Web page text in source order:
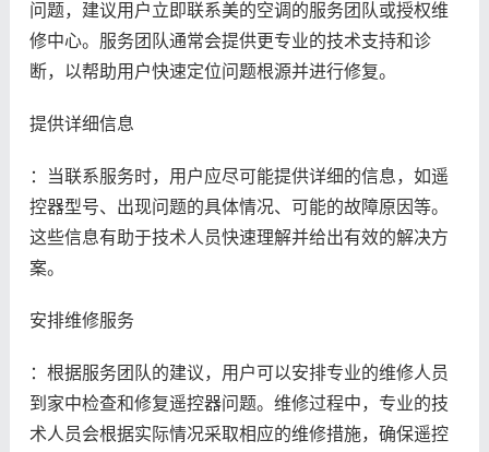
问题，建议用户立即联系美的空调的服务团队或授权维
修中心。服务团队通常会提供更专业的技术支持和诊
断，以帮助用户快速定位问题根源并进行修复。
提供详细信息
：当联系服务时，用户应尽可能提供详细的信息，如遥
控器型号、出现问题的具体情况、可能的故障原因等。
这些信息有助于技术人员快速理解并给出有效的解决方
案。
安排维修服务
：根据服务团队的建议，用户可以安排专业的维修人员
到家中检查和修复遥控器问题。维修过程中，专业的技
术人员会根据实际情况采取相应的维修措施，确保遥控